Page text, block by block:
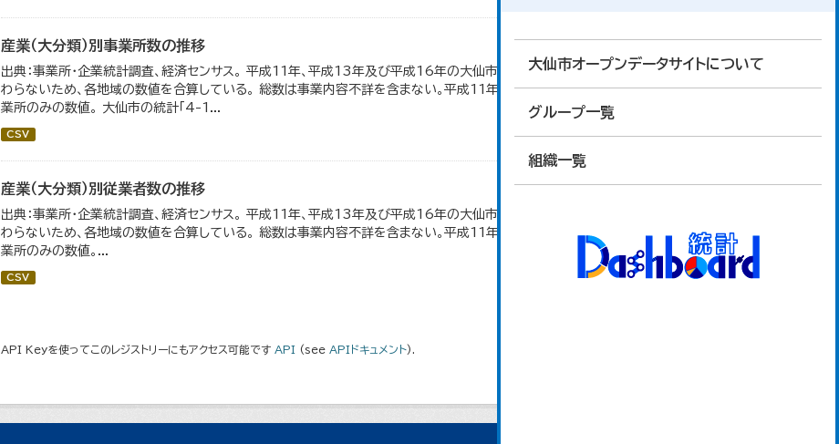
大仙市オープンデータサイトについて
グループ一覧
組織一覧
産業（大分類）別事業所数の推移
出典：事業所・企業統計調査、経済センサス。 平成11年、平成13年及び平成16年の大仙市の数値は、合併前、合併後で調査区が変
わらないため、各地域の数値を合算している。 総数は事業内容不詳を含まない。平成11年、平成16年、平成24年の数値は民営事
業所のみの数値。 大仙市の統計「4-1...
CSV
産業（大分類）別従業者数の推移
出典：事業所・企業統計調査、経済センサス。 平成11年、平成13年及び平成16年の大仙市の数値は、合併前、合併後で調査区が変
わらないため、各地域の数値を合算している。 総数は事業内容不詳を含まない。平成11年、平成16年、平成24年の数値は民営事
業所のみの数値。...
CSV
API Keyを使ってこのレジストリーにもアクセス可能です API (see APIドキュメント).